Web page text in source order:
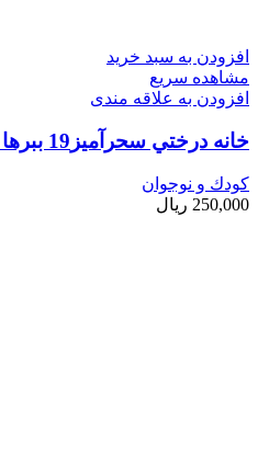
افزودن به سبد خرید
مشاهده سریع
افزودن به علاقه مندی
خانه درختي سحرآميز19 ببرها در سپيده دم
کودك و نوجوان
250,000 ریال